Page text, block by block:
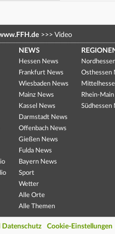
>>> Video
NEWS
Hessen News
Frankfurt News
Wiesbaden News
Mainz News
Kassel News
Darmstadt News
Offenbach News
Gießen News
Fulda News
Bayern News
Sport
Wetter
Alle Orte
Alle Themen
Osthessen
Rhein-
Südhessen
Datenschutz Cookie-Einstellungen